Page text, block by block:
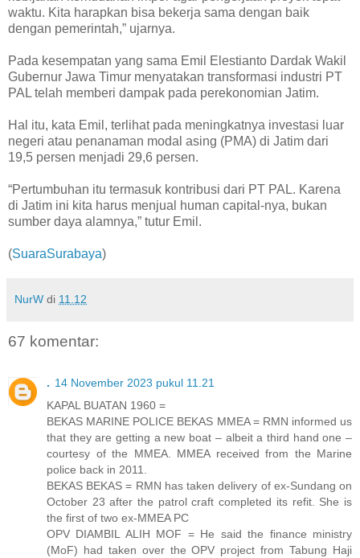
waktu. Kita harapkan bisa bekerja sama dengan baik
dengan pemerintah,” ujarnya.
Pada kesempatan yang sama Emil Elestianto Dardak Wakil
Gubernur Jawa Timur menyatakan transformasi industri PT
PAL telah memberi dampak pada perekonomian Jatim.
Hal itu, kata Emil, terlihat pada meningkatnya investasi luar
negeri atau penanaman modal asing (PMA) di Jatim dari
19,5 persen menjadi 29,6 persen.
“Pertumbuhan itu termasuk kontribusi dari PT PAL. Karena
di Jatim ini kita harus menjual human capital-nya, bukan
sumber daya alamnya,” tutur Emil.
(SuaraSurabaya)
NurW di 11.12
67 komentar:
. 14 November 2023 pukul 11.21
KAPAL BUATAN 1960 =
BEKAS MARINE POLICE BEKAS MMEA = RMN informed us
that they are getting a new boat – albeit a third hand one –
courtesy of the MMEA. MMEA received from the Marine
police back in 2011.
BEKAS BEKAS = RMN has taken delivery of ex-Sundang on
October 23 after the patrol craft completed its refit. She is
the first of two ex-MMEA PC
OPV DIAMBIL ALIH MOF = He said the finance ministry
(MoF) had taken over the OPV project from Tabung Haji